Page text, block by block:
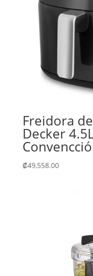
Freidora
Decker
₡49,558.00